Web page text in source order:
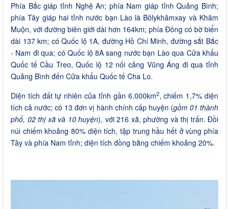
Phía Bắc giáp tỉnh Nghệ An; phía Nam giáp tỉnh Quảng Bình;
phía Tây giáp hai tỉnh nước bạn Lào là Bôlykhămxay và Khăm
Muộn, với đường biên giới dài hơn 164km; phía Đông có bờ biển
dài 137 km; có Quốc lộ 1A, đường Hồ Chí Minh, đường sắt Bắc
- Nam đi qua; có Quốc lộ 8A sang nước bạn Lào qua Cửa khẩu
Quốc tế Cầu Treo, Quốc lộ 12 nối cảng Vũng Áng đi qua tỉnh
Quảng Bình đến Cửa khẩu Quốc tế Cha Lo.
Diện tích đất tự nhiên của tỉnh gần 6.000km2, chiếm 1,7% diện
tích cả nước; có 13 đơn vị hành chính cấp huyện (gồm 01 thành
phố, 02 thị xã và 10 huyện), với 216 xã, phường và thị trấn. Đồi
núi chiếm khoảng 80% diện tích, tập trung hầu hết ở vùng phía
Tây và phía Nam tỉnh; diện tích đồng bằng chiếm khoảng 20%.